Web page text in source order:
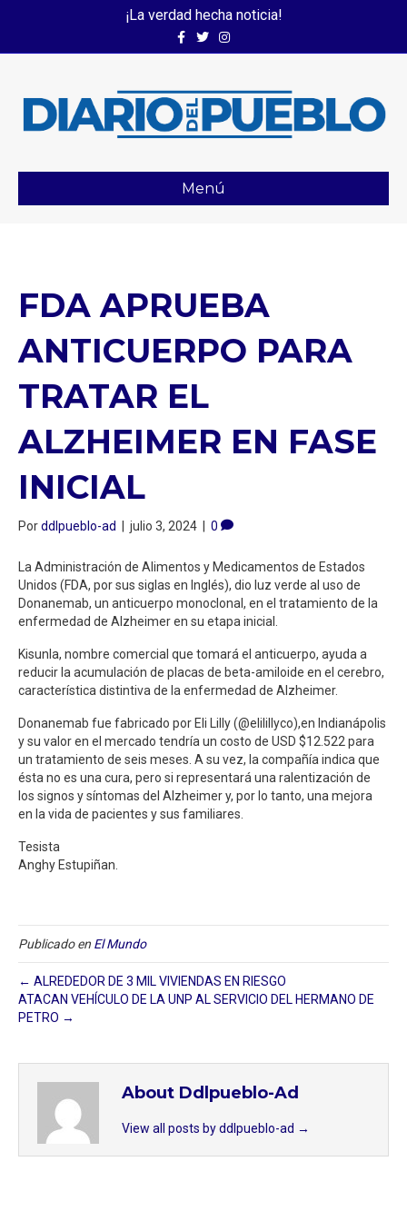
¡La verdad hecha noticia!
FacebookTwitterInstagram
Menú
FDA APRUEBA
ANTICUERPO PARA
TRATAR EL
ALZHEIMER EN FASE
INICIAL
Porddlpueblo-ad | julio 3, 2024 | 0
La Administración de Alimentos y Medicamentos de Estados
Unidos (FDA, por sus siglas en Inglés), dio luz verde al uso de
Donanemab, un anticuerpo monoclonal, en el tratamiento de la
enfermedad de Alzheimer en su etapa inicial.
Kisunla, nombre comercial que tomará el anticuerpo, ayuda a
reducir la acumulación de placas de beta-amiloide en el cerebro,
característica distintiva de la enfermedad de Alzheimer.
Donanemab fue fabricado por Eli Lilly (@elilillyco),en Indianápolis
y su valor en el mercado tendría un costo de USD $12.522 para
un tratamiento de seis meses. A su vez, la compañía indica que
ésta no es una cura, pero si representará una ralentización de
los signos y síntomas del Alzheimer y, por lo tanto, una mejora
en la vida de pacientes y sus familiares.
Tesista
Anghy Estupiñan.
Publicado en El Mundo
← ALREDEDOR DE 3 MIL VIVIENDAS EN RIESGO
ATACAN VEHÍCULO DE LA UNP AL SERVICIO DEL HERMANO DE
PETRO →
About Ddlpueblo-Ad
View all posts by ddlpueblo-ad →